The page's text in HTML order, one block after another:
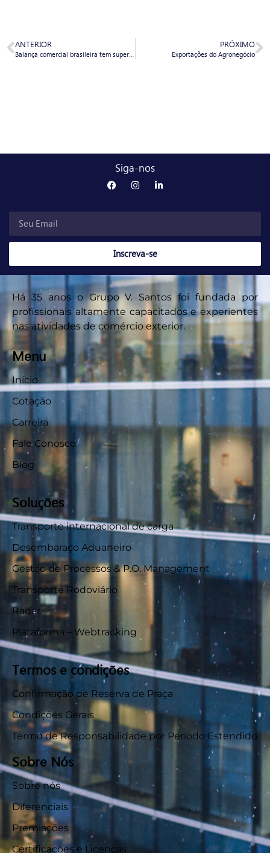
ANTERIOR PRÓXIMO
Exportações do Agronegócio
Siga-nos
Inscreva-se
Há 35 anos o Grupo V. Santos foi fundada por
profissionais altamente capacitados e experientes
nas atividades de comércio exterior.
Menu
Início
Cotação
Carreira
Fale Conosco
Blog
Soluções
Transporte internacional de carga
Desembaraço Aduaneiro
Gestão de Processos & P.O. Management
Transporte Rodoviário
Radar
Plataforma – Webtracking
Termos e condições
Confirmação de Reserva de Praça
Condições Gerais
Termo de Responsabilidade por Período Estendido
Sobre Nós
Sobre nós
Diferenciais
Premiações
Certificações e Licenças